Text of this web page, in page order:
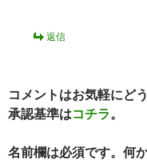
返信
コメントはお気軽にど
承認基準はコチラ。
名前欄は必須です。何